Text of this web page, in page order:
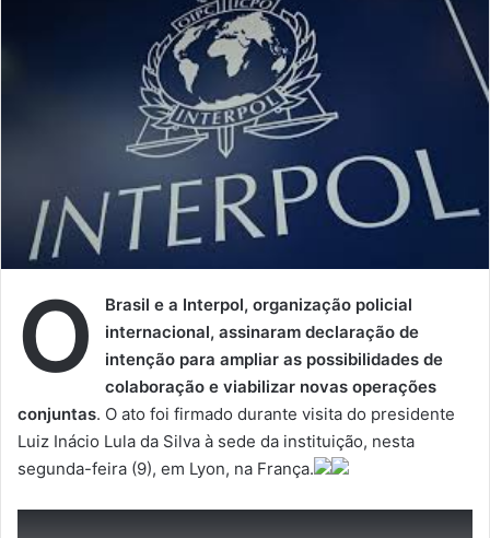
O
Brasil e a Interpol, organização policial
internacional, assinaram declaração de
intenção para ampliar as possibilidades de
colaboração e viabilizar novas operações
conjuntas. O ato foi firmado durante visita do presidente
Luiz Inácio Lula da Silva à sede da instituição, nesta
segunda-feira (9), em Lyon, na França.